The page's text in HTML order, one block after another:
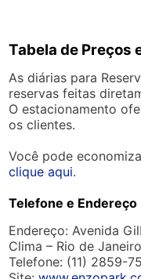
Tabela de Preços
As diárias para
reservas feitas
O estacionamento
os clientes.
Você pode
clique aqui.
Telefone e
Endereço: Avenida
Clima – Rio de
Telefone: (11) 2859-